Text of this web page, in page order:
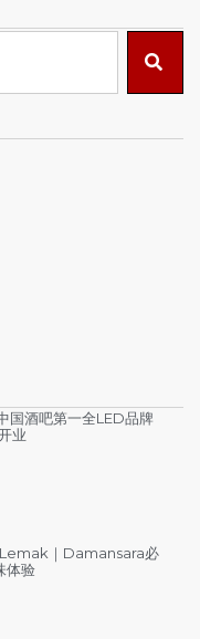
国酒吧第一全LED品牌
业
｜Damansara必
体验